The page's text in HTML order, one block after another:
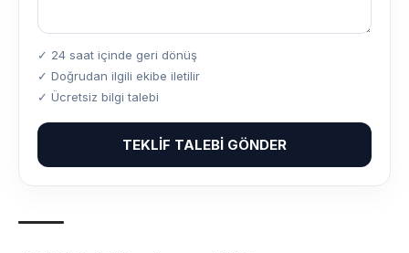
✓ 24 saat içinde geri dönüş
✓ Doğrudan ilgili ekibe iletilir
✓ Ücretsiz bilgi talebi
TEKLIF TALEBI GÖNDER